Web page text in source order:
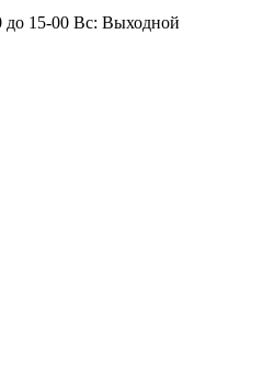
до 15-00 Вс: Выходной